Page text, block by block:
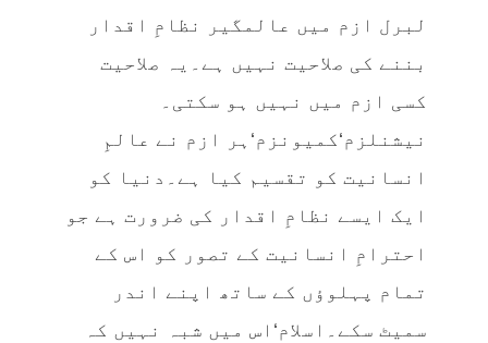
لبرل ازم میں عالمگیر نظامِ اقدار
بننے کی صلاحیت نہیں ہے۔یہ صلاحیت
کسی ازم میں نہیں ہو سکتی۔
نیشنلزم‘کمیونزم‘ہر ازم نے عالمِ
انسانیت کو تقسیم کیا ہے۔دنیا کو
ایک ایسے نظامِ اقدار کی ضرورت ہے جو
احترامِ انسانیت کے تصور کو اس کے
تمام پہلوؤں کے ساتھ اپنے اندر
سمیٹ سکے۔اسلام‘اس میں شبہ نہیں کہ